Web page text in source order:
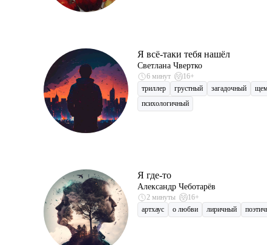
Я всё-таки тебя нашёл
Светлана Чвертко
6 минут
16+
триллер
грустный загадочный
психологичный
Я где-то
Александр Чеботарёв
2 минуты
16+
артхаус
о любви лиричный